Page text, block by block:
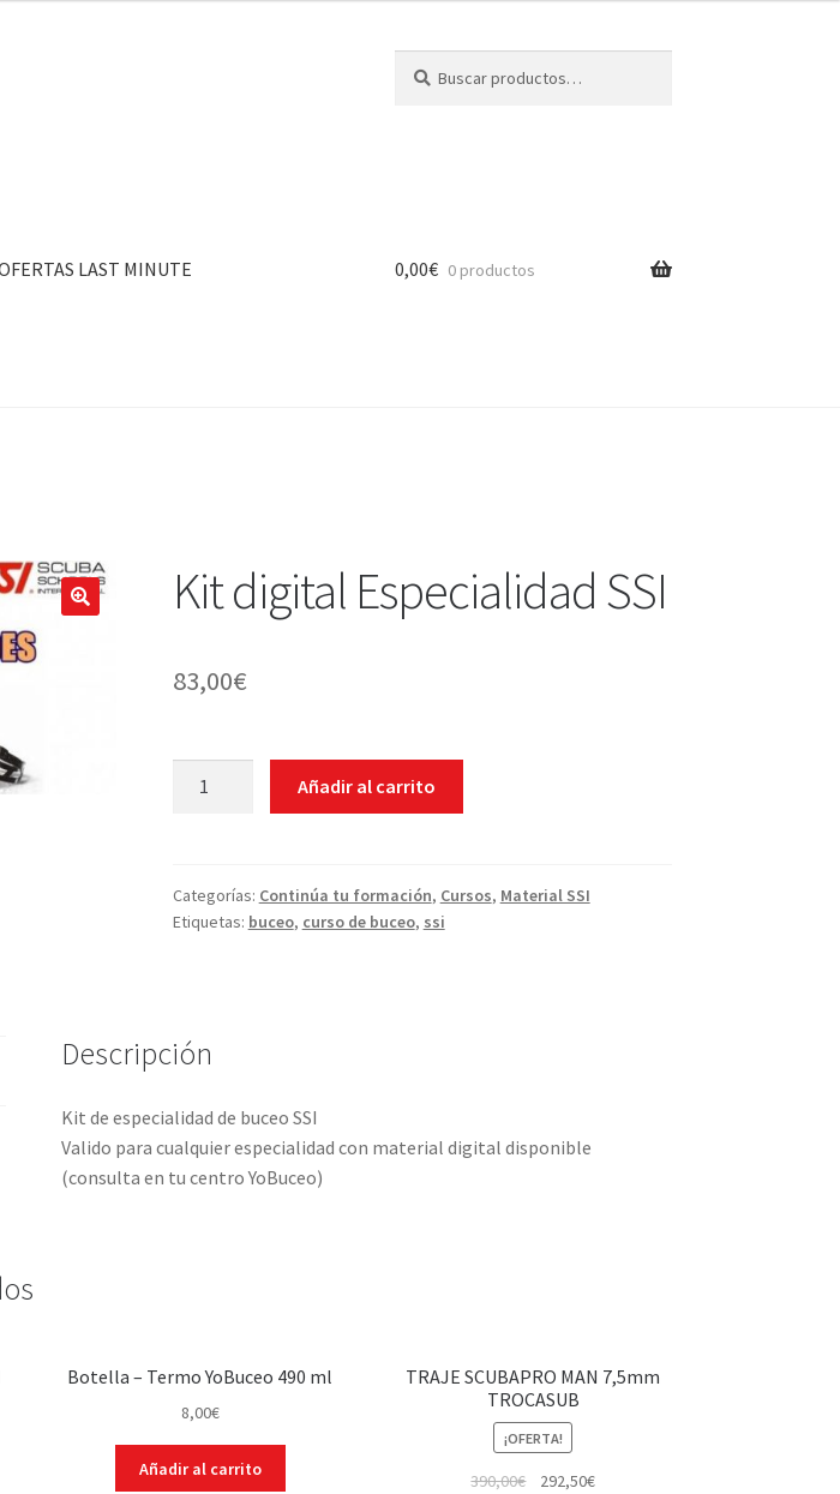
por:
LAST MINUTE 0,00€ 0 productos
Kit digital Especialidad SSI
83,00€
cantidad
Añadir al carrito
Categorías: Continúa tu formación, Cursos, Material SSI
Etiquetas: buceo, curso de buceo, ssi
Descripción
Kit de especialidad de buceo SSI
Valido para cualquier especialidad con material digital disponible
(consulta en tu centro YoBuceo)
Botella – Termo YoBuceo 490 ml
8,00€
Añadir al carrito
TRAJE SCUBAPRO MAN 7,5mm
TROCASUB
¡OFERTA!
390,00€ 292,50€